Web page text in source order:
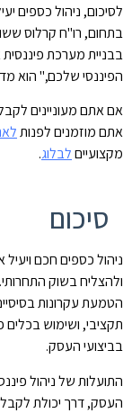
לסיכום, ניהול כספים
בתחום, רו"ח קרלוס
בבניית מערכת
הפיננסי שלכם," הוא
אם אתם מעוניינים
אתם מוזמנים לפנות
מקצועייםלבלוג.
סיכום
ניהול כספים חכם
ולהצליח בשוק
הטמעת עקרונות
תקציבי, ושימוש בכלים
בביצועי העסק.
התועלות של ניהול
העסק, דרך יכולת לקבל